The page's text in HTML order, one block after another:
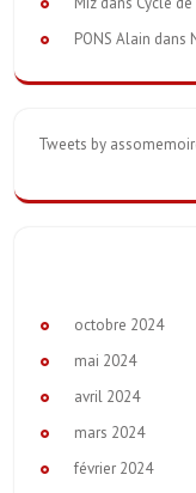
PONS Alain dans
Tweets by
octobre 2024
mai 2024
avril 2024
mars 2024
février 2024